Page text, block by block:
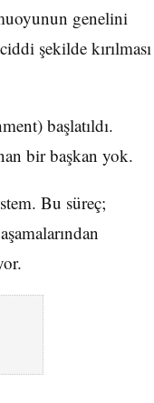
genelini
şekilde kırılması
başlatıldı.
bir başkan yok.
Bu süreç;